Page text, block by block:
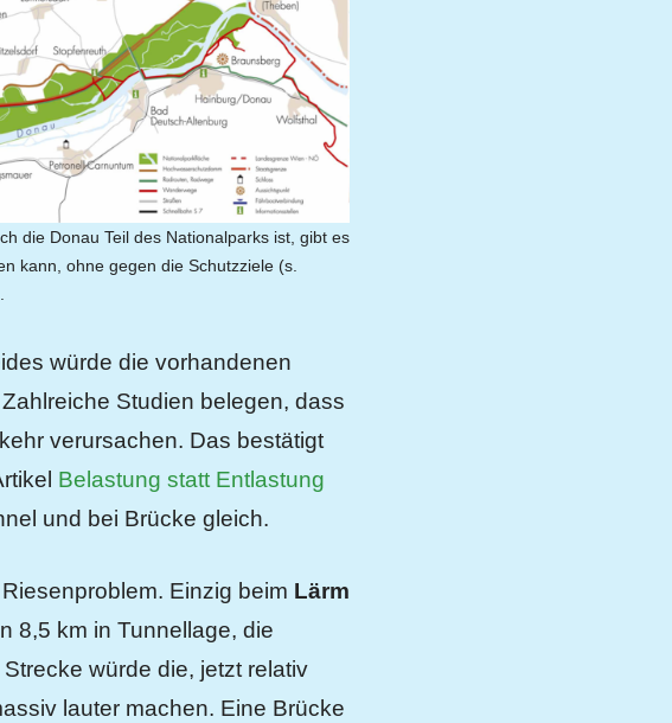
die Donau Teil des Nationalparks ist, gibt es
kann, ohne gegen die Schutzziele (s.
würde die vorhandenen
Studien belegen, dass
verursachen. Das bestätigt
Belastung statt Entlastung
und bei Brücke gleich.
Einzig beim Lärm
8,5 km in Tunnellage, die
würde die, jetzt relativ
lauter machen. Eine Brücke